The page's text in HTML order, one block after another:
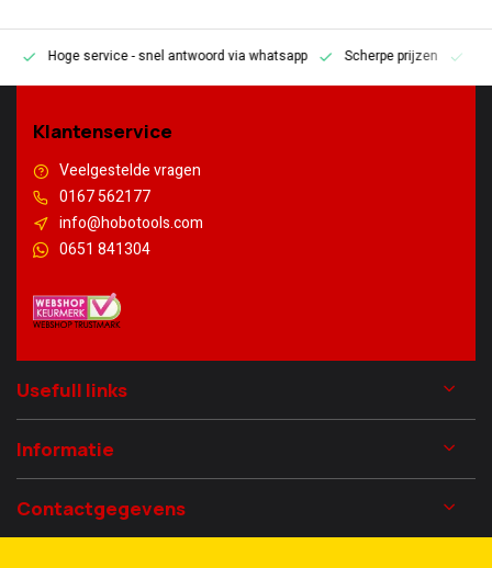
Hoge service- snel antwoord via whatsapp Scherpe prijzen
Klantenservice
Veelgestelde vragen
0167 562177
info@hobotools.com
0651 841304
Usefull links
Informatie
Contactgegevens